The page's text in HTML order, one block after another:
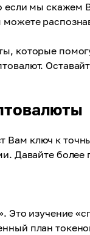
если мы
которые
ключ к
Давайте
Это изучение
план